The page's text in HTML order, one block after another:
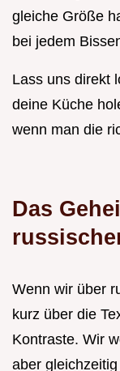
gleiche Größe
bei jedem
Lass uns direkt
deine Küche
wenn man die
Das
Wenn wir über
kurz über die
Kontraste. Wir
aber